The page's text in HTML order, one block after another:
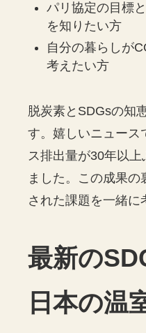
パリ協定の目標
を知りたい方
自分の暮らしが
考えたい方
脱炭素とSDGsの知
す。嬉しいニュース
ス排出量が30年以
ました。この成果
された課題を一緒に
最新の
日本の温